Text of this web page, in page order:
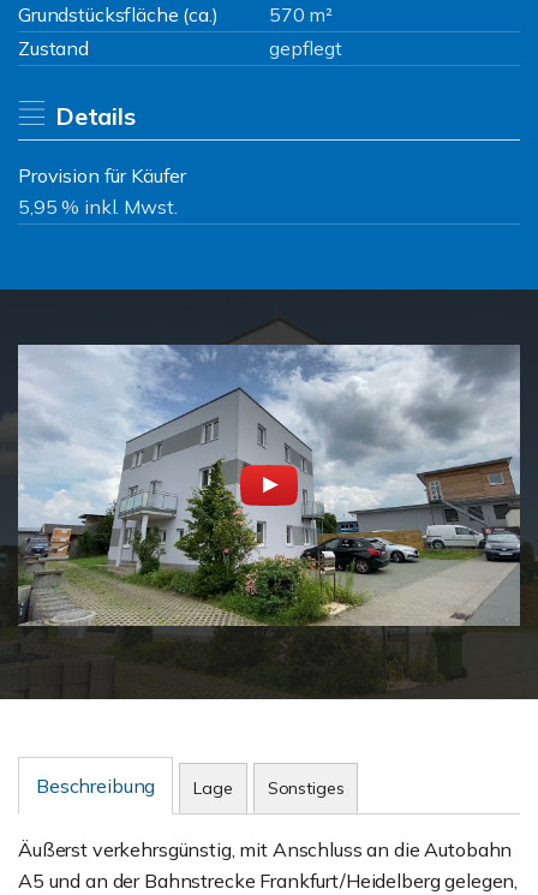
Grundstücksfläche (ca.)
570 m²
Zustand
gepflegt
Details
Provision für Käufer
5,95 % inkl. Mwst.
Beschreibung Lage Sonstiges
Äußerst verkehrsgünstig, mit Anschluss an die Autobahn
A5 und an der Bahnstrecke Frankfurt/Heidelberg gelegen,